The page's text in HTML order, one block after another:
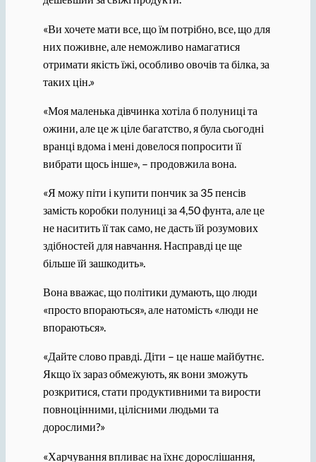
«Ви хочете мати все, що їм потрібно, все, що для
них поживне, але неможливо намагатися
отримати якість їжі, особливо овочів та білка, за
таких цін.»
«Моя маленька дівчинка хотіла б полуниці та
ожини, але це ж ціле багатство, я була сьогодні
вранці вдома і мені довелося попросити її
вибрати щось інше», – продовжила вона.
«Я можу піти і купити пончик за 35 пенсів
замість коробки полуниці за 4,50 фунта, але це
не наситить її так само, не дасть їй розумових
здібностей для навчання. Насправді це ще
більше їй зашкодить».
Вона вважає, що політики думають, що люди
«просто впораються», але натомість «люди не
впораються».
«Дайте слово правді. Діти – це наше майбутнє.
Якщо їх зараз обмежують, як вони зможуть
розкритися, стати продуктивними та вирости
повноцінними, цілісними людьми та
дорослими?»
«Харчування впливає на їхнє дорослішання,